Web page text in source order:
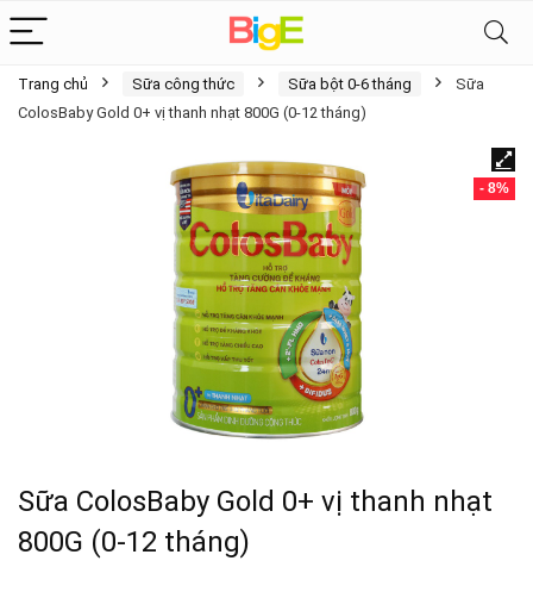
Trang chủ Sữa công thức Sữa bột 0-6 tháng
Sữa
ColosBaby Gold 0+ vị thanh nhạt 800G (0-12 tháng)
- 8%
Sữa ColosBaby Gold 0+ vị thanh nhạt
800G (0-12 tháng)